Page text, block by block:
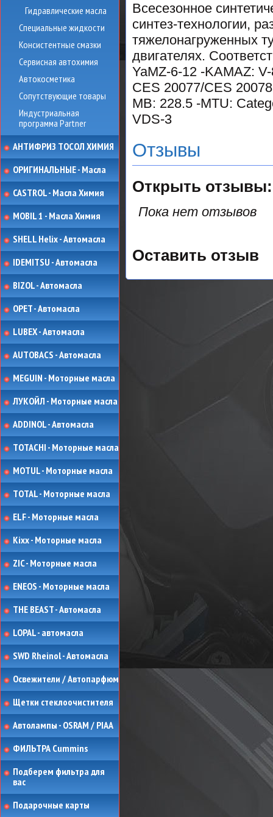
Гидравлические масла
Специальные жидкости
Консистентные смазки
Сервисная автохимия
Автокосметика
Сопутствующие товары
Индустриальная
программа Partner
АНТИФРИЗ ТОСОЛ ХИМИЯ
ОРИГИНАЛЬНЫЕ - Масла
CASTROL - Масла Химия
MOBIL 1 - Масла Химия
SHELL Helix - Автомасла
IDEMITSU - Автомасла
BIZOL - Автомасла
OPET - Автомасла
LUBEX - Автомасла
AUTOBACS - Автомасла
MEGUIN - Моторные масла
ЛУКОЙЛ - Моторные масла
ADDINOL - Автомасла
TOTACHI - Моторные масла
MOTUL - Моторные масла
TOTAL - Моторные масла
ELF - Моторные масла
Kixx - Моторные масла
ZIC - Моторные масла
ENEOS - Моторные масла
THE BEAST - Автомасла
LOPAL - автомасла
SWD Rheinol - Автомасла
Освежители / Автопарфюм
Щетки стеклоочистителя
Автолампы - OSRAM / PIAA
ФИЛЬТРА Cummins
Подберем фильтра для
вас
Подарочные карты
Всесезонное
синтез-технологии,
тяжелонагруженных
двигателях.
YaMZ-6-12 -KAMAZ:
CES 20077/CES
MB: 228.5 -MTU:
VDS-3
Отзывы
Открыть
Пока нет отзывов
Оставить отзыв